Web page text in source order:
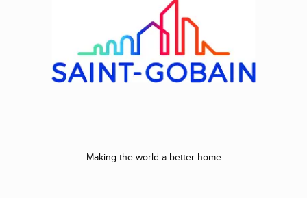
Making the world a better home